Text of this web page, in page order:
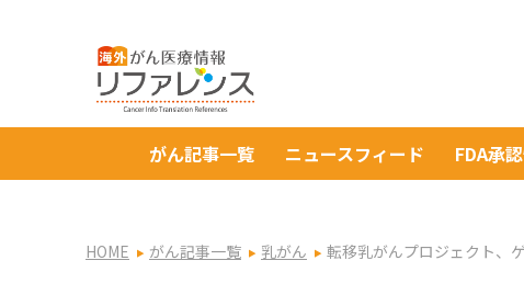
がん記事一覧 ニュースフィード FDA承
HOME がん記事一覧 乳がん 転移乳がんプロジェクト、